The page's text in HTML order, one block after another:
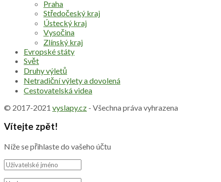
Praha
Středočeský kraj
Ústecký kraj
Vysočina
Zlínský kraj
Evropské státy
Svět
Druhy výletů
Netradiční výlety a dovolená
Cestovatelská videa
© 2017-2021 vyslapy.cz - Všechna práva vyhrazena
Vítejte zpět!
Níže se přihlaste do vašeho účtu